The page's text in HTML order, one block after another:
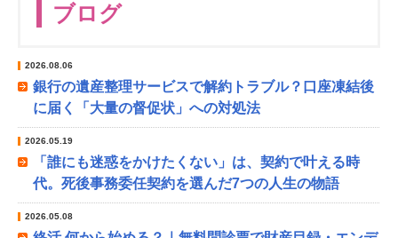
ブログ
2026.08.06
銀行の遺産整理サービスで解約トラブル？口座凍結後
に届く「大量の督促状」への対処法
2026.05.19
「誰にも迷惑をかけたくない」は、契約で叶える時
代。死後事務委任契約を選んだ7つの人生の物語
2026.05.08